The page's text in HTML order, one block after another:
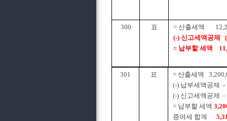
300 표
= 산출세액
(-) 신고세액공제
= 납부할 세액
301 표
= 산출세액
(-) 납부세액공제 -
(-) 신고세액공제
= 납부할 세액
증여세 합계